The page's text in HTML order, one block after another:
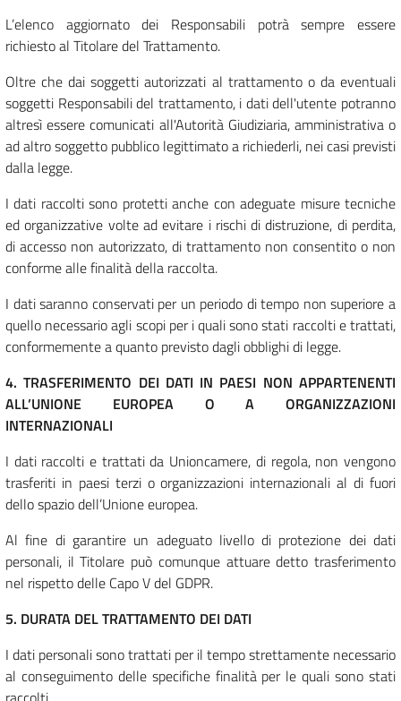
L’elenco aggiornato dei Responsabili potrà sempre essere
richiesto al Titolare del Trattamento.
Oltre che dai soggetti autorizzati al trattamento o da eventuali
soggetti Responsabili del trattamento, i dati dell'utente potranno
altresì essere comunicati all'Autorità Giudiziaria, amministrativa o
ad altro soggetto pubblico legittimato a richiederli, nei casi previsti
dalla legge.
I dati raccolti sono protetti anche con adeguate misure tecniche
ed organizzative volte ad evitare i rischi di distruzione, di perdita,
di accesso non autorizzato, di trattamento non consentito o non
conforme alle finalità della raccolta.
I dati saranno conservati per un periodo di tempo non superiore a
quello necessario agli scopi per i quali sono stati raccolti e trattati,
conformemente a quanto previsto dagli obblighi di legge.
4. TRASFERIMENTO DEI DATI IN PAESI NON APPARTENENTI
ALL’UNIONE EUROPEA O A ORGANIZZAZIONI
INTERNAZIONALI
I dati raccolti e trattati da Unioncamere, di regola, non vengono
trasferiti in paesi terzi o organizzazioni internazionali al di fuori
dello spazio dell’Unione europea.
Al fine di garantire un adeguato livello di protezione dei dati
personali, il Titolare può comunque attuare detto trasferimento
nel rispetto delle Capo V del GDPR.
5. DURATA DEL TRATTAMENTO DEI DATI
I dati personali sono trattati per il tempo strettamente necessario
al conseguimento delle specifiche finalità per le quali sono stati